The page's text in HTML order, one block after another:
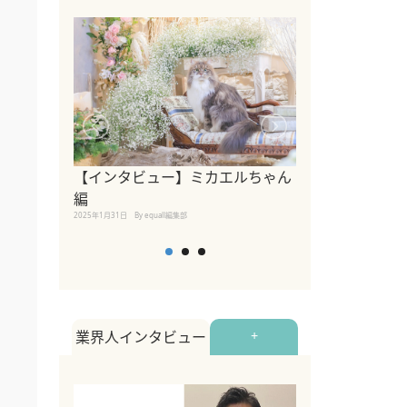
【インタビュー】ミカエルちゃん
編
2025年1月31日 By equall編集部
業界人インタビュー +